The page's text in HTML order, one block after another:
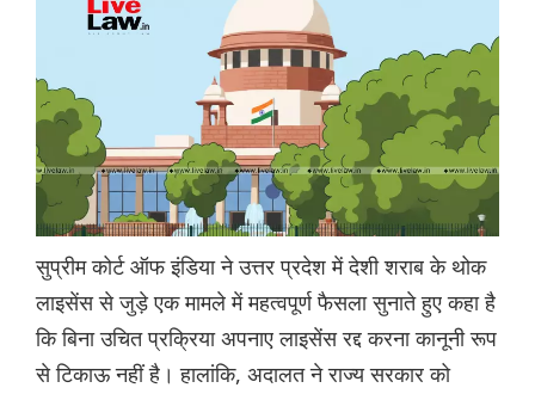
सुप्रीम कोर्ट ऑफ इंडिया ने उत्तर प्रदेश में देशी शराब के थोक
लाइसेंस से जुड़े एक मामले में महत्वपूर्ण फैसला सुनाते हुए कहा है
कि बिना उचित प्रक्रिया अपनाए लाइसेंस रद्द करना कानूनी रूप
से टिकाऊ नहीं है। हालांकि, अदालत ने राज्य सरकार को